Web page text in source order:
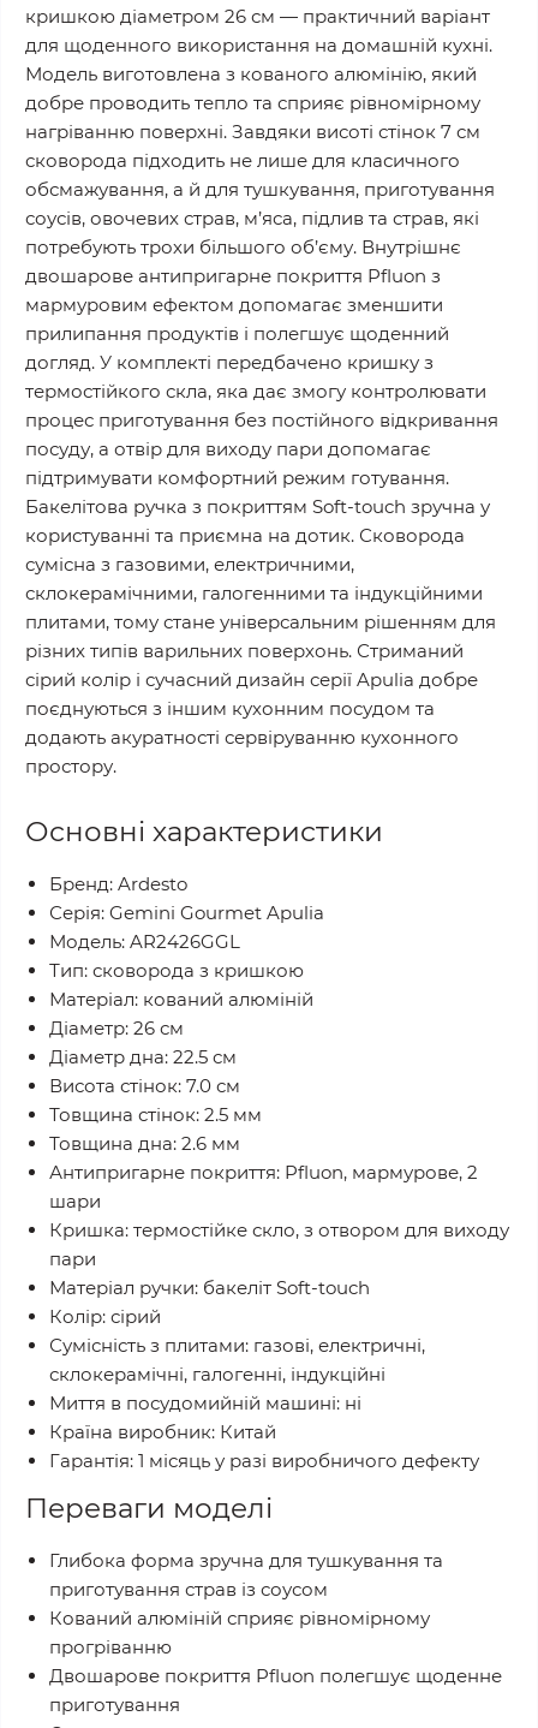
кришкою діаметром 26 см — практичний варіант
для щоденного використання на домашній кухні.
Модель виготовлена з кованого алюмінію, який
добре проводить тепло та сприяє рівномірному
нагріванню поверхні. Завдяки висоті стінок 7 см
сковорода підходить не лише для класичного
обсмажування, а й для тушкування, приготування
соусів, овочевих страв, м’яса, підлив та страв, які
потребують трохи більшого об’єму. Внутрішнє
двошарове антипригарне покриття Pfluon з
мармуровим ефектом допомагає зменшити
прилипання продуктів і полегшує щоденний
догляд. У комплекті передбачено кришку з
термостійкого скла, яка дає змогу контролювати
процес приготування без постійного відкривання
посуду, а отвір для виходу пари допомагає
підтримувати комфортний режим готування.
Бакелітова ручка з покриттям Soft-touch зручна у
користуванні та приємна на дотик. Сковорода
сумісна з газовими, електричними,
склокерамічними, галогенними та індукційними
плитами, тому стане універсальним рішенням для
різних типів варильних поверхонь. Стриманий
сірий колір і сучасний дизайн серії Apulia добре
поєднуються з іншим кухонним посудом та
додають акуратності сервіруванню кухонного
простору.
Основні характеристики
Бренд: Ardesto
Серія: Gemini Gourmet Apulia
Модель: AR2426GGL
Тип: сковорода з кришкою
Матеріал: кований алюміній
Діаметр: 26 см
Діаметр дна: 22.5 см
Висота стінок: 7.0 см
Товщина стінок: 2.5 мм
Товщина дна: 2.6 мм
Антипригарне покриття: Pfluon, мармурове, 2
шари
Кришка: термостійке скло, з отвором для виходу
пари
Матеріал ручки: бакеліт Soft-touch
Колір: сірий
Сумісність з плитами: газові, електричні,
склокерамічні, галогенні, індукційні
Миття в посудомийній машині: ні
Країна виробник: Китай
Гарантія: 1 місяць у разі виробничого дефекту
Переваги моделі
Глибока форма зручна для тушкування та
приготування страв із соусом
Кований алюміній сприяє рівномірному
прогріванню
Двошарове покриття Pfluon полегшує щоденне
приготування